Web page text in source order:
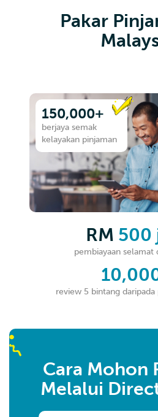
Pakar
150,000+
berjaya semak
kelayakan pinjaman
RM 500
pembiayaan selamat
review 5 bintang
Cara Mohon
Melalui